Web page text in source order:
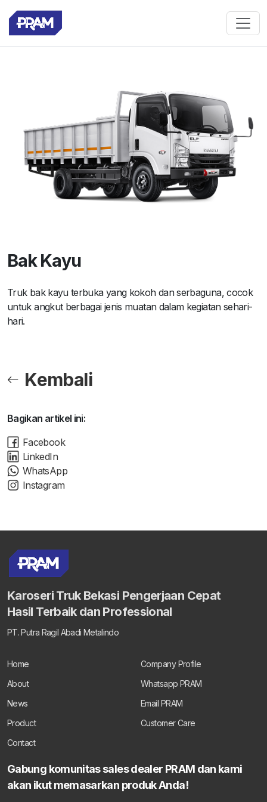
Bak Kayu
Truk bak kayu terbuka yang kokoh dan serbaguna, cocok
untuk angkut berbagai jenis muatan dalam kegiatan sehari-
hari.
Kembali
Bagikan artikel ini:
Facebook
LinkedIn
WhatsApp
Instagram
Karoseri Truk Bekasi Pengerjaan Cepat
Hasil Terbaik dan Professional
PT. Putra Ragil Abadi Metalindo
Home
About
News
Product
Contact
Company Profile
Whatsapp PRAM
Email PRAM
Customer Care
Gabung komunitas sales dealer PRAM dan kami
akan ikut memasarkan produk Anda!